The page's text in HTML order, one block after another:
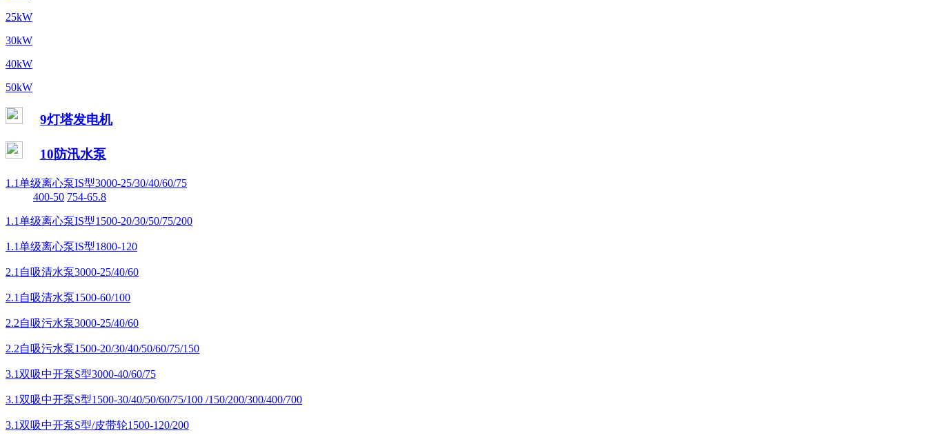
25kW
30kW
40kW
50kW
9灯塔发电机
10防汛水泵
1.1单级离心泵IS型3000-25/30/40/60/75
400-50 754-65.8
1.1单级离心泵IS型1500-20/30/50/75/200
1.1单级离心泵IS型1800-120
2.1自吸清水泵3000-25/40/60
2.1自吸清水泵1500-60/100
2.2自吸污水泵3000-25/40/60
2.2自吸污水泵1500-20/30/40/50/60/75/150
3.1双吸中开泵S型3000-40/60/75
3.1双吸中开泵S型1500-30/40/50/60/75/100 /150/200/300/400/700
3.1双吸中开泵S型/皮带轮1500-120/200